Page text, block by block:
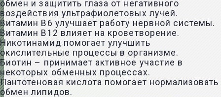
обмен и защитить глаза от негативного
воздействия ультрафиолетовых лучей.
Витамин В6 улучшает работу нервной системы.
Витамин В12 влияет на кроветворение.
Никотинамид помогает улучшить
окислительные процессы в организме.
Биотин – принимает активное участие в
некоторых обменных процессах.
Пантотеновая кислота помогает нормализовать
обмен липидов.